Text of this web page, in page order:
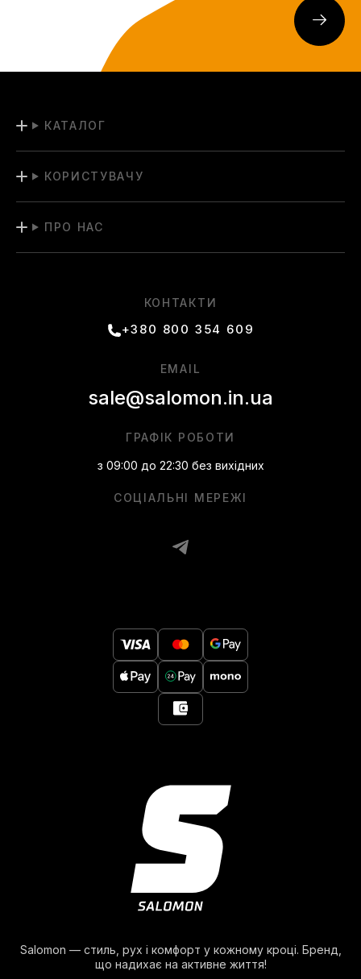
Salomon — стиль, рух і комфорт у кожному кроці. Бренд,
що надихає на активне життя!
КАТАЛОГ
КОРИСТУВАЧУ
ПРО НАС
КОНТАКТИ
+380 800 354 609
СОЦІАЛЬНІ МЕРЕЖІ
ГРАФІК РОБОТИ
з 09:00 до 22:30 без вихідних
EMAIL
sale@salomon.in.ua